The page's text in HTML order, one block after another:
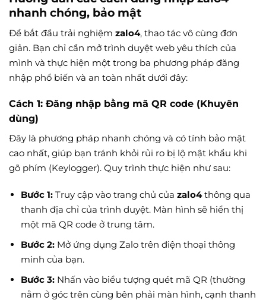
nhanh chóng, bảo mật
Để bắt đầu trải nghiệm zalo4, thao tác vô cùng đơn
giản. Bạn chỉ cần mở trình duyệt web yêu thích của
mình và thực hiện một trong ba phương pháp đăng
nhập phổ biến và an toàn nhất dưới đây:
Cách 1: Đăng nhập bằng mã QR code (Khuyên
dùng)
Đây là phương pháp nhanh chóng và có tính bảo mật
cao nhất, giúp bạn tránh khỏi rủi ro bị lộ mật khẩu khi
gõ phím (Keylogger). Quy trình thực hiện như sau:
Bước 1:Truy cập vào trang chủ của zalo4thông qua
thanh địa chỉ của trình duyệt. Màn hình sẽ hiển thị
một mã QR code ở trung tâm.
Bước 2:Mở ứng dụng Zalo trên điện thoại thông
minh của bạn.
Bước 3:Nhấn vào biểu tượng quét mã QR (thường
nằm ở góc trên cùng bên phải màn hình, cạnh thanh